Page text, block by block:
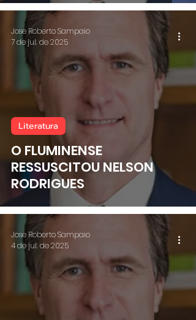
​O FLUMINENSE
RESSUSCITOU NELSON
RODRIGUES
Literatura
Jose Roberto Sampaio
7 de jul. de 2025
Jose Roberto Sampaio
4 de jul. de 2025